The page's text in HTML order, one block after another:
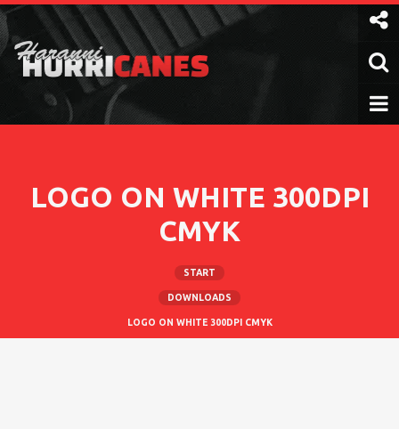
Weiter
zum
Inhalt
LOGO ON WHITE 300DPI
CMYK
START
DOWNLOADS
LOGO ON WHITE 300DPI CMYK